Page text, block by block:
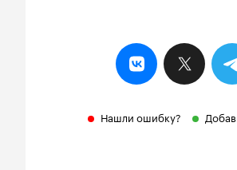
Нашли ошибку?